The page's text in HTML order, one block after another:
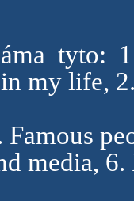
tyto:
my life,
Famous
media,